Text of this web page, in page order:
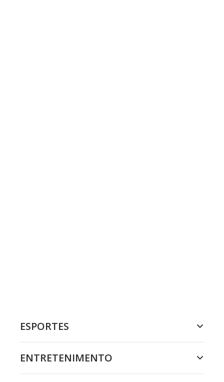
ESPORTES
ENTRETENIMENTO